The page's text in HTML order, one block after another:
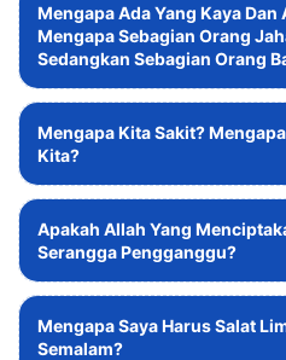
Mengapa Ada Yang Kaya Dan
Mengapa Sebagian Orang
Sedangkan Sebagian Orang
Mengapa Kita Sakit?
Kita?
Apakah Allah Yang
Serangga Pengganggu?
Mengapa Saya Harus Salat
Semalam?